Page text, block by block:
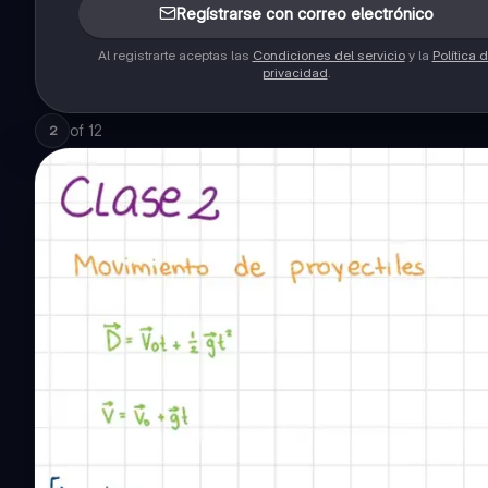
Regístrarse con correo electrónico
Al registrarte aceptas las Condiciones del servicioy la Política
privacidad
2 of 12